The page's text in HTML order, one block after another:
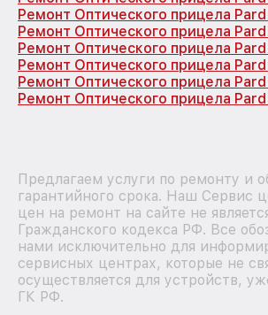
Ремонт Оптического прицела
Ремонт Оптического прицела
Ремонт Оптического прицела
Ремонт Оптического прицела
Ремонт Оптического прицела
Ремонт Оптического прицела
Предлагаем услуги по ремонту и
гарантийного срока. Наш Сервис
цен на ремонт на сайте не
Гражданского кодекса РФ. Все
нами исключительно для
сервисных центрах, которые не
осуществляется для устройств,
ГК РФ.